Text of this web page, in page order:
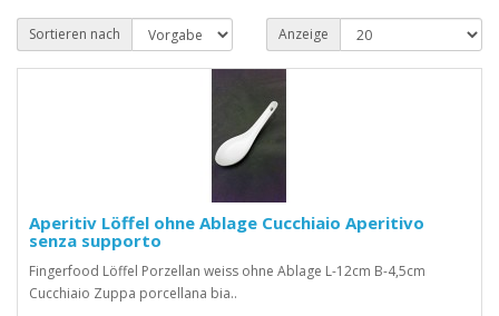
Sortieren nach Anzeige
Aperitiv Löffel ohne Ablage Cucchiaio Aperitivo
senza supporto
Fingerfood Löffel Porzellan weiss ohne Ablage L-12cm B-4,5cm
Cucchiaio Zuppa porcellana bia..